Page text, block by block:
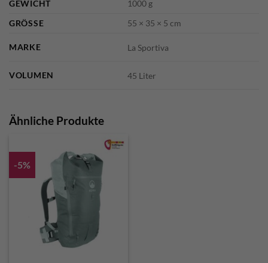
GEWICHT
1000 g
GRÖSSE
55 × 35 × 5 cm
MARKE La Sportiva
VOLUMEN 45 Liter
Ähnliche Produkte
-5%